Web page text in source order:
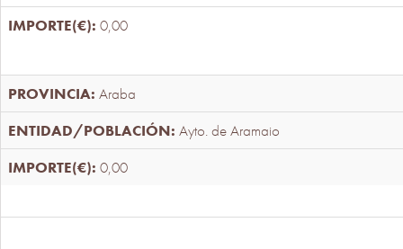
0,00
Araba
Ayto. de Aramaio
0,00